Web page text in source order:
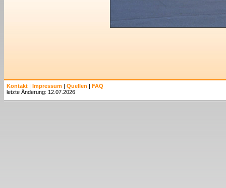
Kontakt | Impressum | Quellen | FAQ
letzte Änderung: 12.07.2026